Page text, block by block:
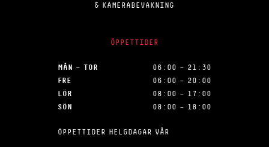
& KAMERABEVAKNING
ÖPPETTIDER
MÅN – TOR
06:00 – 21:30
FRE
06:00 – 20:00
LÖR
08:00 – 17:00
SÖN
08:00 – 18:00
ÖPPETTIDER HELGDAGAR VÅR